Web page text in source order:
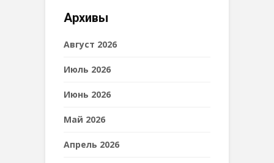
Архивы
Август 2026
Июль 2026
Июнь 2026
Май 2026
Апрель 2026